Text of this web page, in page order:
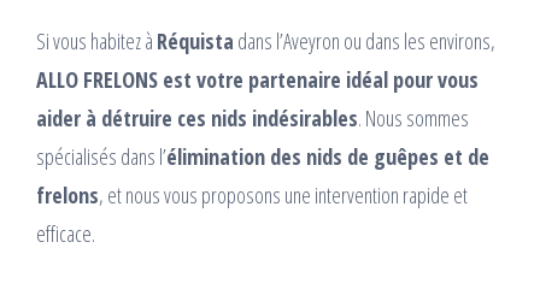
Si vous habitez à Réquista dans l’Aveyron ou dans les environs,
ALLO FRELONS est votre partenaire idéal pour vous
aider à détruire ces nids indésirables. Nous sommes
spécialisés dans l’élimination des nids de guêpes et de
frelons, et nous vous proposons une intervention rapide et
efficace.